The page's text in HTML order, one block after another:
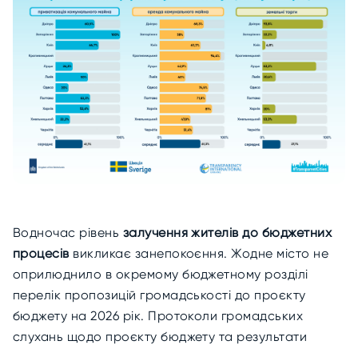
Водночас рівень залучення жителів до бюджетних
процесіввикликає занепокоєння. Жодне місто не
оприлюднило в окремому бюджетному розділі
перелік пропозицій громадськості до проєкту
бюджету на 2026 рік. Протоколи громадських
слухань щодо проєкту бюджету та результати